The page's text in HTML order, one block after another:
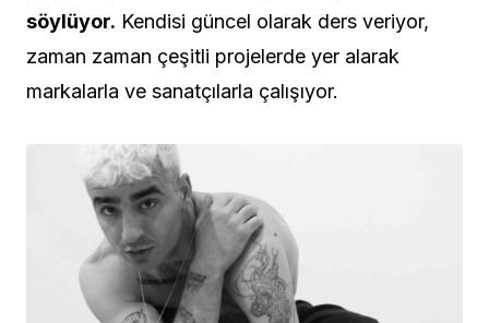
söylüyor. Kendisi güncel olarak ders veriyor,
zaman zaman çeşitli projelerde yer alarak
markalarla ve sanatçılarla çalışıyor.